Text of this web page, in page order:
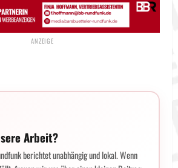
Arbeit?
berichtet unabhängig und lokal. Wenn